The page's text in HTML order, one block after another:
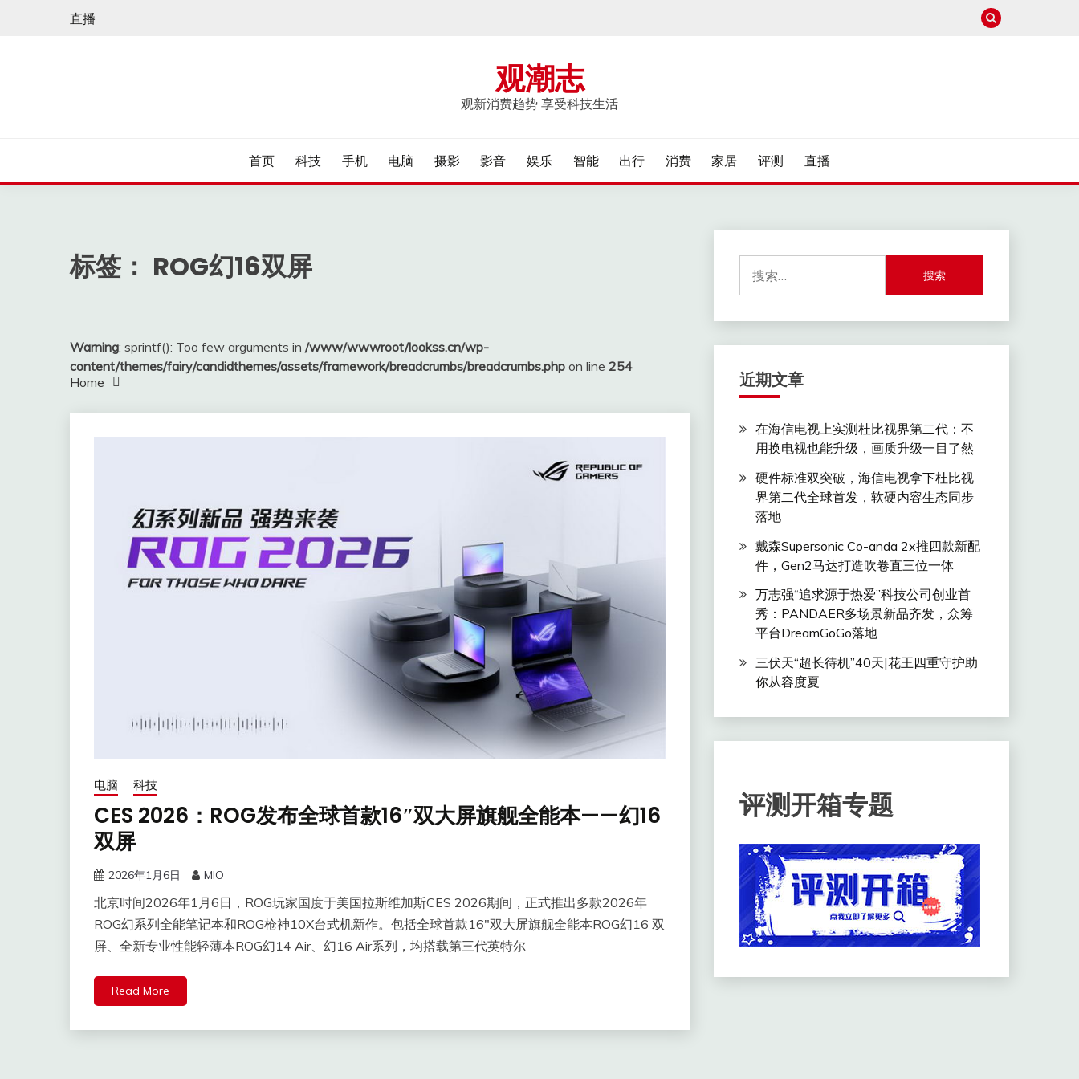
直播
观潮志
观新消费趋势 享受科技生活
首页 科技 手机 电脑 摄影 影音 娱乐 智能 出行 消费 家居 评测 直播
标签： ROG幻16双屏
Warning: sprintf(): Too few arguments in /www/wwwroot/lookss.cn/wp-
content/themes/fairy/candidthemes/assets/framework/breadcrumbs/breadcrumbs.php on line 254
Home
电脑 科技
CES 2026：ROG发布全球首款16″双大屏旗舰全能本——幻16
双屏
2026年1月6日 MIO
​北京时间2026年1月6日，ROG玩家国度于美国拉斯维加斯CES 2026期间，正式推出多款2026年
ROG幻系列全能笔记本和ROG枪神10X台式机新作。包括全球首款16″双大屏旗舰全能本ROG幻16 双
屏、全新专业性能轻薄本ROG幻14 Air、幻16 Air系列，均搭载第三代英特尔
Read More
索：
近期文章
在海信电视上实测杜比视界第二代：不
用换电视也能升级，画质升级一目了然
硬件标准双突破，海信电视拿下杜比视
界第二代全球首发，软硬内容生态同步
落地
戴森Supersonic Co-anda 2x推四款新配
件，Gen2马达打造吹卷直三位一体
万志强“追求源于热爱”科技公司创业首
秀：PANDAER多场景新品齐发，众筹
平台DreamGoGo落地
三伏天“超长待机”40天|花王四重守护助
你从容度夏
评测开箱专题